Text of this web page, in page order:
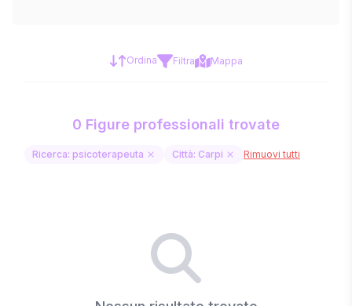
Ordina Filtra Mappa
0 Figure professionali trovate
Ricerca: psicoterapeuta Città: Carpi Rimuovi tutti